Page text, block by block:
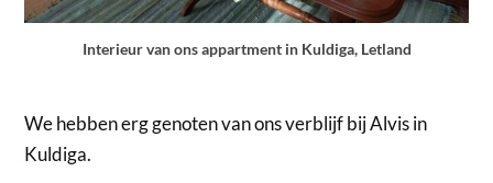
Interieur van ons appartment in Kuldiga, Letland
We hebben erg genoten van ons verblijf bij Alvis in
Kuldiga.